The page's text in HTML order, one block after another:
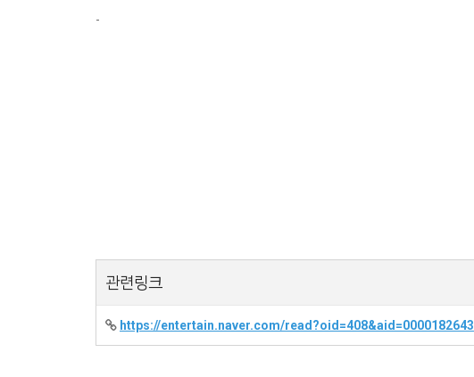
-
관련링크
https://entertain.naver.com/read?oid=408&aid=0000182643